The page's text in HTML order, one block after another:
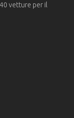
vetture per il